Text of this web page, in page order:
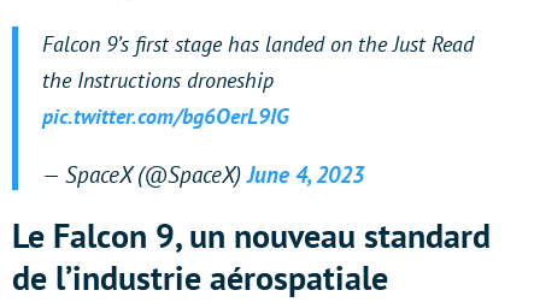
Falcon 9’s first stage has landed on the Just Read
the Instructions droneship
pic.twitter.com/bg6OerL9IG
— SpaceX (@SpaceX)June 4, 2023
Le Falcon 9, un nouveau standard
de l’industrie aérospatiale